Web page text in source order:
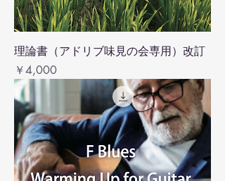
理論書（アドリブ味見の会専用）改訂
価格
￥4,000